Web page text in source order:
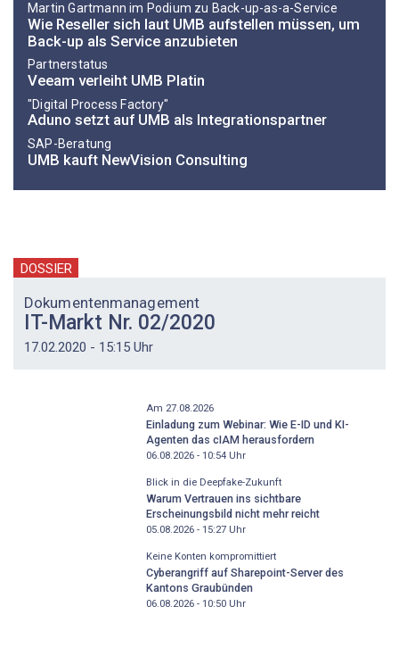
Martin Gartmann im Podium zu Back-up-as-a-Service
Wie Reseller sich laut UMB aufstellen müssen, um
Back-up als Service anzubieten
Partnerstatus
Veeam verleiht UMB Platin
"Digital Process Factory"
Aduno setzt auf UMB als Integrationspartner
SAP-Beratung
UMB kauft NewVision Consulting
DOSSIER
Dokumentenmanagement
IT-Markt Nr. 02/2020
17.02.2020 - 15:15 Uhr
Am 27.08.2026
Einladung zum Webinar: Wie E-ID und KI-
Agenten das cIAM herausfordern
06.08.2026 - 10:54Uhr
Blick in die Deepfake-Zukunft
Warum Vertrauen ins sichtbare
Erscheinungsbild nicht mehr reicht
05.08.2026 - 15:27Uhr
Keine Konten kompromittiert
Cyberangriff auf Sharepoint-Server des
Kantons Graubünden
06.08.2026 - 10:50Uhr